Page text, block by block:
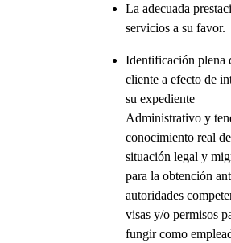
La adecuada
servicios a su favor.
Identificación plena
cliente a efecto de
su expediente
Administrativo y
conocimiento real
situación legal y
para la obtención
autoridades
visas y/o permisos
fungir como